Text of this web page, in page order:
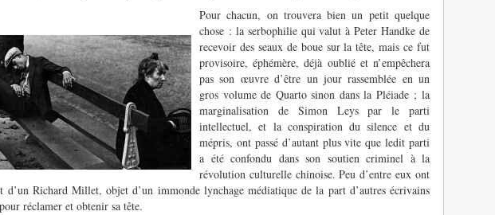
Pour chacun, on trouvera bien un petit quelque
chose : la serbophilie qui valut à Peter Handke de
recevoir des seaux de boue sur la tête, mais ce fut
provisoire, éphémère, déjà oublié et n’empêchera
pas son œuvre d’être un jour rassemblée en un
gros volume de Quarto sinon dans la Pléiade ; la
marginalisation de Simon Leys par le parti
intellectuel, et la conspiration du silence et du
mépris, ont passé d’autant plus vite que ledit parti
a été confondu dans son soutien criminel à la
révolution culturelle chinoise. Peu d’entre eux ont
d’un Richard Millet, objet d’un immonde lynchage médiatique de la part d’autres écrivains
réclamer et obtenir sa tête.